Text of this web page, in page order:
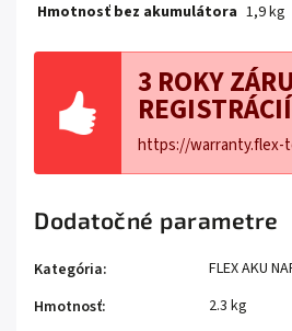
Hmotnosť bez akumulátora 1,9 kg
3 ROKY
REGISTRÁCIÍ
https://warranty.flex-
Dodatočné parametre
Kategória:
FLEX AKU
Hmotnosť:
2.3 kg